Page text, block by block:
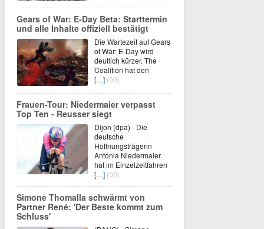
Gears of War: E-Day Beta: Starttermin
und alle Inhalte offiziell bestätigt
Die Wartezeit auf Gears
of War: E-Day wird
deutlich kürzer. The
Coalition hat den
[…] (00)
Frauen-Tour: Niedermaier verpasst
Top Ten - Reusser siegt
Dijon (dpa) - Die
deutsche
Hoffnungsträgerin
Antonia Niedermaier
hat im Einzelzeitfahren
[…] (00)
Simone Thomalla schwärmt von
Partner René: 'Der Beste kommt zum
Schluss'